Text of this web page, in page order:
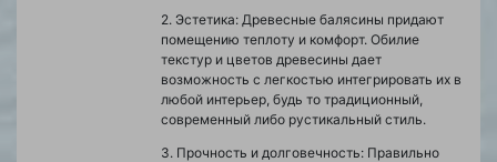
2. Эстетика: Древесные балясины придают
помещению теплоту и комфорт. Обилие
текстур и цветов древесины дает
возможность с легкостью интегрировать их в
любой интерьер, будь то традиционный,
современный либо рустикальный стиль.
3. Прочность и долговечность: Правильно